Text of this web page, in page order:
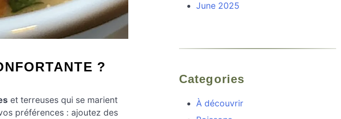
?
et terreuses qui se marient
préférences : ajoutez des
June 2025
Categories
À découvrir